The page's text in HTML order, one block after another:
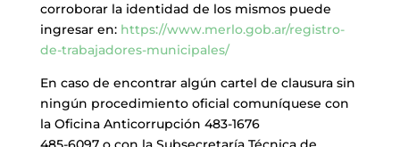
corroborar la identidad de los mismos puede
ingresar en: https://www.merlo.gob.ar/registro-
de-trabajadores-municipales/
En caso de encontrar algún cartel de clausura sin
ningún procedimiento oficial comuníquese con
la Oficina Anticorrupción 483-1676